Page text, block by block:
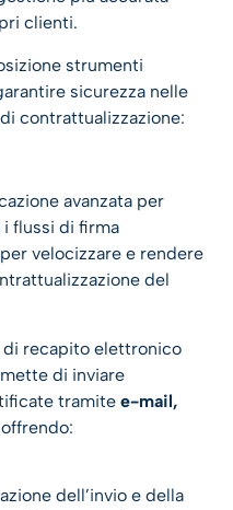
clienti.
strumenti
sicurezza nelle
contrattualizzazione:
avanzata per
flussi di firma
velocizzare e rendere
del
di recapito elettronico
di inviare
tramite e-mail,
dell’invio e della